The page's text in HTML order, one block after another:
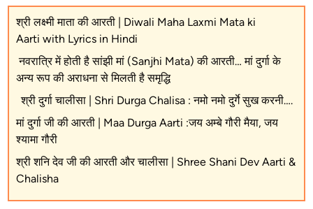
श्री लक्ष्मी माता की आरती | Diwali Maha Laxmi Mata ki
Aarti with Lyrics in Hindi
नवरात्रि में होती है सांझी मां (Sanjhi Mata) की आरती… मां दुर्गा के
अन्य रूप की अराधना से मिलती है समृद्धि
श्री दुर्गा चालीसा | Shri Durga Chalisa : नमो नमो दुर्गे सुख करनी….
मां दुर्गा जी की आरती | Maa Durga Aarti :जय अम्बे गौरी मैया, जय
श्यामा गौरी
श्री शनि देव जी की आरती और चालीसा | Shree Shani Dev Aarti &
Chalisha